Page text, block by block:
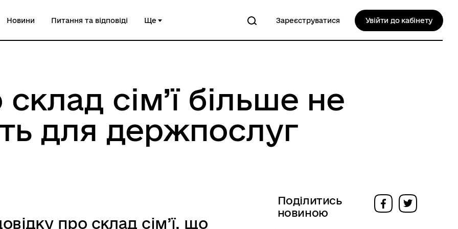
Новини Питання та відповіді Ще Зареєструватися Увійти до кабінету
сім’ї більше не
для держпослуг
про склад сім’ї, що
Поділитись
новиною